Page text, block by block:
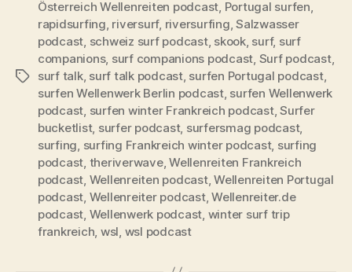
Schlagwörter
Österreich Wellenreiten podcast, Portugal surfen,
rapidsurfing, riversurf, riversurfing,Salzwasser
podcast, schweiz surf podcast, skook, surf, surf
companions, surf companions podcast, Surf podcast,
surf talk, surf talk podcast, surfen Portugal podcast,
surfen Wellenwerk Berlin podcast, surfen Wellenwerk
podcast, surfen winter Frankreich podcast,Surfer
bucketlist, surfer podcast, surfersmag podcast,
surfing, surfing Frankreich winter podcast, surfing
podcast, theriverwave,Wellenreiten Frankreich
podcast, Wellenreiten podcast,Wellenreiten Portugal
podcast, Wellenreiter podcast,Wellenreiter.de
podcast, Wellenwerk podcast, winter surf trip
frankreich, wsl, wsl podcast